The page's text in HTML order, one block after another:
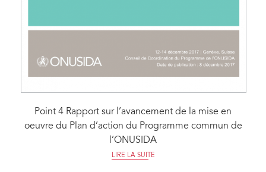
Point 4 Rapport sur l’avancement de la mise en
oeuvre du Plan d’action du Programme commun de
l’ONUSIDA
LIRE LA SUITE